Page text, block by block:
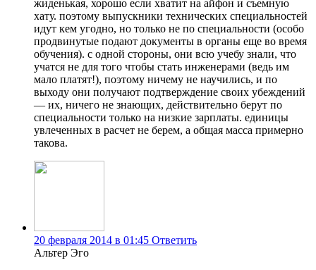
жиденькая, хорошо если хватит на айфон и съемную
хату. поэтому выпускники технических специальностей
идут кем угодно, но только не по специальности (особо
продвинутые подают документы в органы еще во время
обучения). с одной стороны, они всю учебу знали, что
учатся не для того чтобы стать инженерами (ведь им
мало платят!), поэтому ничему не научились, и по
выходу они получают подтверждение своих убеждений
— их, ничего не знающих, действительно берут по
специальности только на низкие зарплаты. единицы
увлеченных в расчет не берем, а общая масса примерно
такова.
20 февраля 2014 в 01:45 Ответить
Альтер Эго